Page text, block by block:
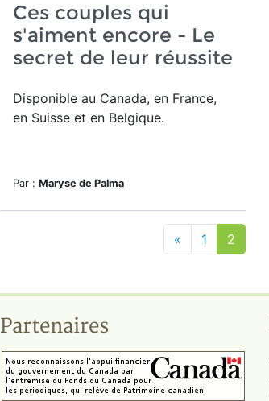
Ces couples qui
s'aiment encore - Le
secret de leur réussite
Disponible au Canada, en France,
en Suisse et en Belgique.
Par : Maryse de Palma
« 1 2
Partenaires